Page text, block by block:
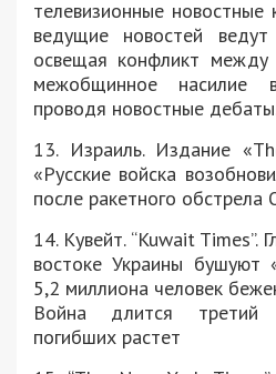
телевизионные новостные
ведущие новостей
освещая конфликт между
межобщинное насилие
проводя новостные
13. Израиль. Издание
«Русские войска
после ракетного обстрела
14. Кувейт. “Kuwait Times”.
востоке Украины бушуют
5,2 миллиона человек
Война длится третий
погибших растет